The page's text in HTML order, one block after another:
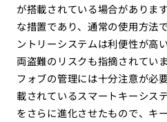
が搭載されている場合がありま
な措置であり、通常の使用方法
ントリーシステムは利便性が高
両盗難のリスクも指摘されてい
フォブの管理には十分注意が必
載されているスマートキーシス
をさらに進化させたもので、キ